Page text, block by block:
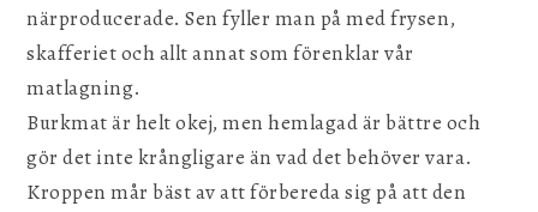
närproducerade. Sen fyller man på med frysen,
skafferiet och allt annat som förenklar vår
matlagning.
Burkmat är helt okej, men hemlagad är bättre och
gör det inte krångligare än vad det behöver vara.
Kroppen mår bäst av att förbereda sig på att den